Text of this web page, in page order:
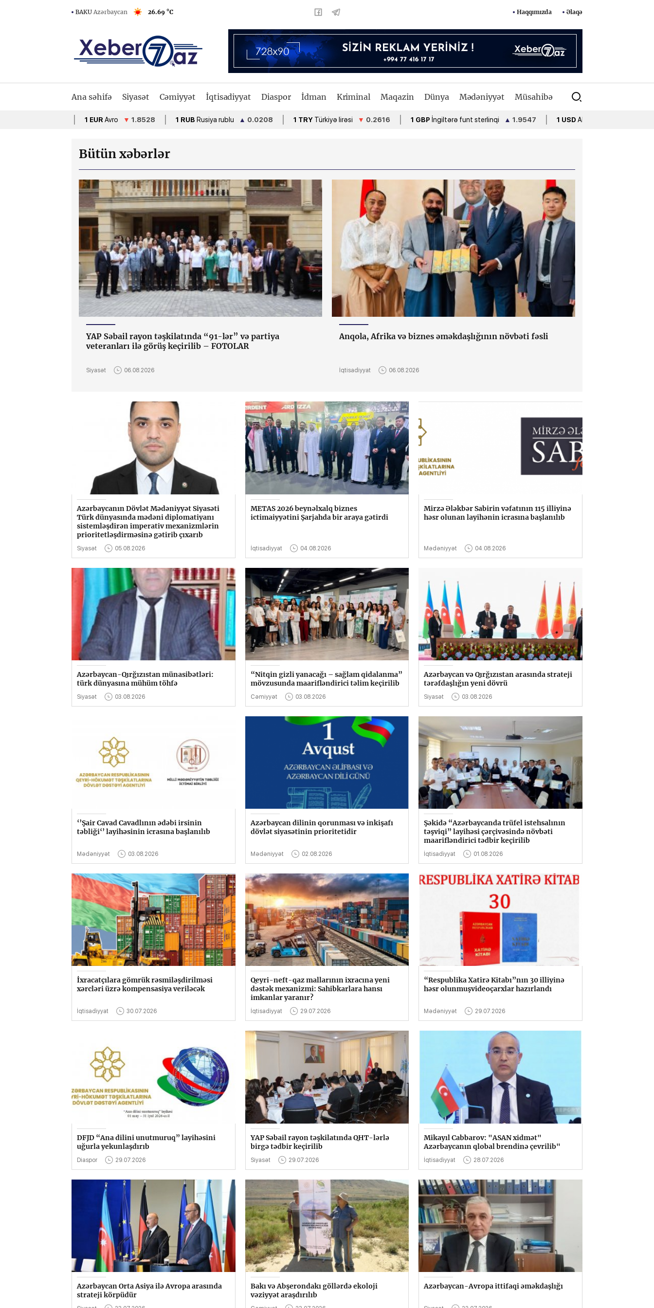
BAKU Azərbaycan 26.69 °C Haqqımızda Əlaqə
Ana səhifə Siyasət Cəmiyyət İqtisadiyyat Diaspor İdman Kriminal Maqazin Dünya Mədəniyyət Müsahibə
Avro ▼1.8528 1 RUB Rusiya rublu ▲ 0.0208 1 TRY Türkiyə lirəsi ▼0.2616 1 GBP İngiltərə funt sterlinqi ▲1.9547 1 USD ABŞ dolları
Bütün xəbərlər
YAP Səbail rayon təşkilatında “91-lər” və partiya
veteranları ilə görüş keçirilib – FOTOLAR
Siyasət 06.08.2026
Anqola, Afrika və biznes əməkdaşlığının növbəti fəsli
İqtisadiyyat 06.08.2026
Azərbaycanın Dövlət Mədəniyyət Siyasəti
Türk dünyasında mədəni diplomatiyanı
sistemləşdirən imperativ mexanizmlərin
prioritetləşdirməsinə gətirib çıxarıb
Siyasət 05.08.2026
METAS 2026 beynəlxalq biznes
ictimaiyyətini Şarjahda bir araya gətirdi
İqtisadiyyat 04.08.2026
Mirzə Ələkbər Sabirin vəfatının 115 illiyinə
həsr olunan layihənin icrasına başlanılıb
Mədəniyyət 04.08.2026
Azərbaycan-Qırğızıstan münasibətləri:
türk dünyasına mühüm töhfə
Siyasət 03.08.2026
“Nitqin gizli yanacağı – sağlam qidalanma”
mövzusunda maarifləndirici təlim keçirilib
Cəmiyyət 03.08.2026
Azərbaycan və Qırğızıstan arasında strateji
tərəfdaşlığın yeni dövrü
Siyasət 03.08.2026
‘’Şair Cavad Cavadlının ədəbi irsinin
təbliği‘’ layihəsinin icrasına başlanılıb
Mədəniyyət 03.08.2026
Azərbaycan dilinin qorunması və inkişafı
dövlət siyasətinin prioritetidir
Mədəniyyət 02.08.2026
Şəkidə “Azərbaycanda trüfel istehsalının
təşviqi” layihəsi çərçivəsində növbəti
maarifləndirici tədbir keçirilib
İqtisadiyyat 01.08.2026
İxracatçılara gömrük rəsmiləşdirilməsi
xərcləri üzrə kompensasiya veriləcək
İqtisadiyyat 30.07.2026
Qeyri-neft-qaz mallarının ixracına yeni
dəstək mexanizmi: Sahibkarlara hansı
imkanlar yaranır?
İqtisadiyyat 29.07.2026
“Respublika Xatirə Kitabı”nın 30 illiyinə
həsr olunmuşvideoçarxlar hazırlandı
Mədəniyyət 29.07.2026
DFJD “Ana dilini unutmuruq” layihəsini
uğurla yekunlaşdırıb
Diaspor 29.07.2026
YAP Səbail rayon təşkilatında QHT-lərlə
birgə tədbir keçirilib
Siyasət 29.07.2026
Mikayıl Cabbarov: "ASAN xidmət"
Azərbaycanın qlobal brendinə çevrilib"
İqtisadiyyat 28.07.2026
Azərbaycan Orta Asiya ilə Avropa arasında
strateji körpüdür
Bakı və Abşerondakı göllərdə ekoloji
vəziyyət araşdırılıb
Azərbaycan-Avropa ittifaqi əməkdaşlığı